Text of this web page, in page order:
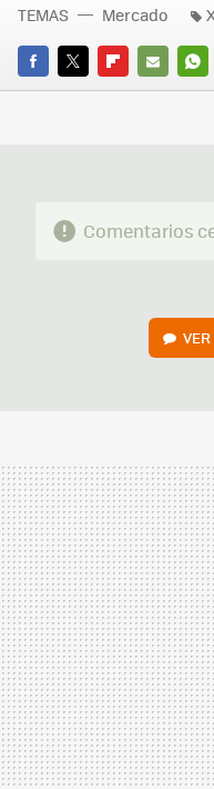
FACEBOOK
TWITTERFLIPBOARD
E-
TEMAS Mercado
Comentarios
VER